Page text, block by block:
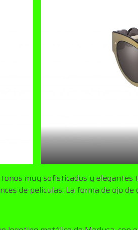
muy sofisticados y elegantes
de películas. La forma de ojo